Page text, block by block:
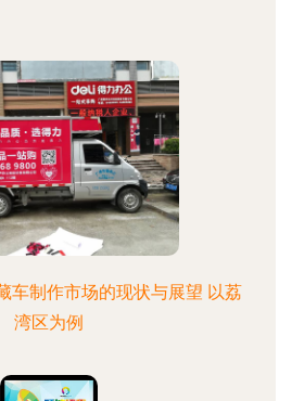
车制作市场的现状与展望 以荔
湾区为例